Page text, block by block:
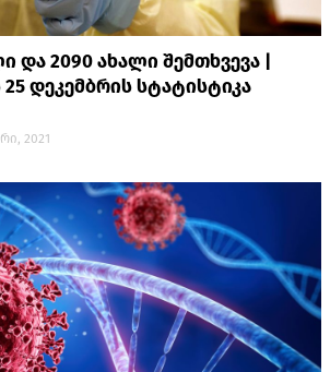
2090 ახალი შემთხვევა |
დეკემბრის სტატისტიკა
2021